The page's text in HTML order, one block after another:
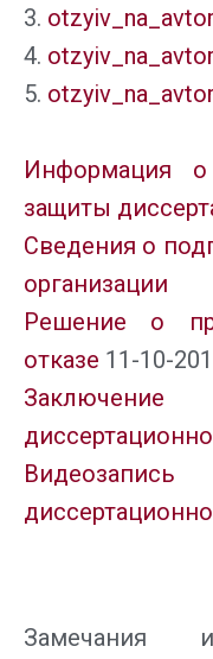
3.
4.
5.
Информация о
защиты
Сведения о
организации
Решение о
отказе 11-10-
Заключение
Замечания